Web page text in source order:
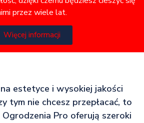
przez wiele lat.
Więcej informacji
estetyce i wysokiej jakości
tym nie chcesz przepłacać, to
Pro oferują szeroki